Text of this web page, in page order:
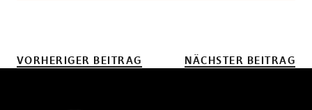
VORHERIGER BEITRAG NÄCHSTER BEITRAG